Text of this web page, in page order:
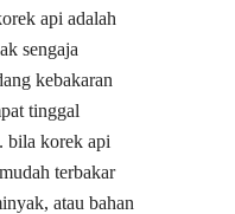
api adalah
sengaja
kebakaran
tinggal
bila korek api
terbakar
atau bahan